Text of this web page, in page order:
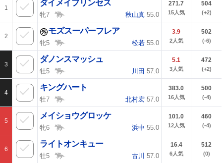
1
ダイメイプリンセス
牝7 秋山真 55.0
271.7
15人気
504
(+2)
2
モズスーパーフレア
牝5 松若 55.0
3.9
2人気
502
(-6)
3
ダノンスマッシュ
牡5 川田 57.0
5.1
3人気
472
(+2)
4
キングハート
牡7 北村宏 57.0
383.0
16人気
500
(-4)
5
メイショウグロッケ
牝6 浜中 55.0
101.0
12人気
460
(-4)
6
ライトオンキュー
牡5 古川 57.0
16.4
6人気
512
(0)